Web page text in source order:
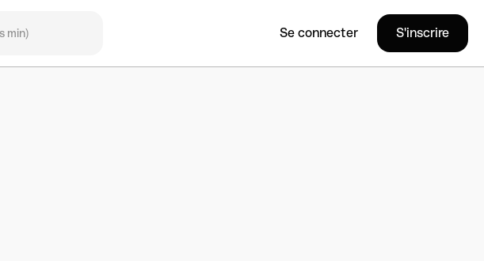
Se connecter S'inscrire